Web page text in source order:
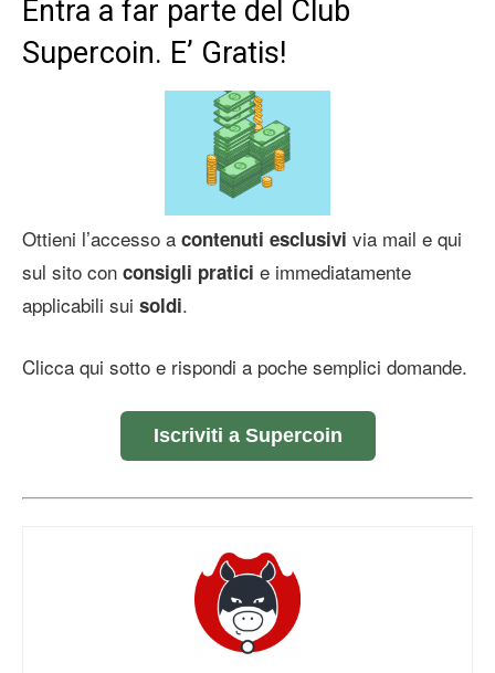
Entra a far parte del Club
Supercoin. E’ Gratis!
Ottieni l’accesso a contenuti esclusivi via mail e qui
sul sito con consigli pratici e immediatamente
applicabili sui soldi.
Clicca qui sotto e rispondi a poche semplici domande.
Iscriviti a Supercoin